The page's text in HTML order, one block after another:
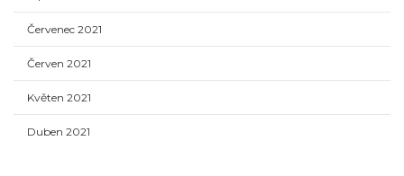
Červenec 2021
Červen 2021
Květen 2021
Duben 2021